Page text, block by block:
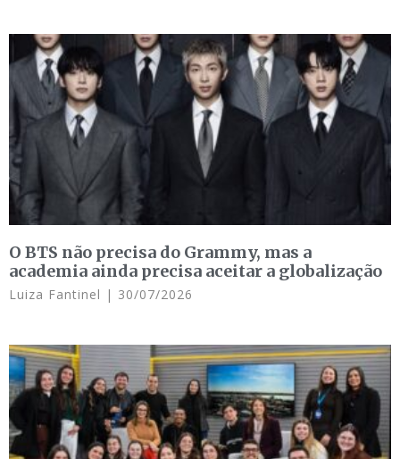
O BTS não precisa do Grammy, mas a
academia ainda precisa aceitar a globalização
Luiza Fantinel 30/07/2026